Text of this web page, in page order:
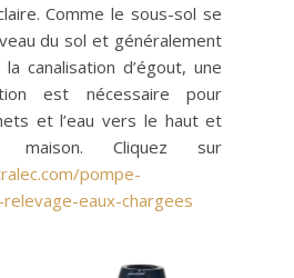
Comme le sous-sol se
du sol et généralement
canalisation d’égout, une
est nécessaire pour
et l’eau vers le haut et
Cliquez sur
pompe-
eaux-chargees